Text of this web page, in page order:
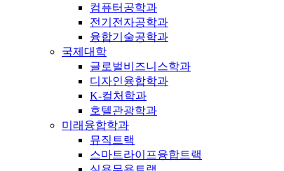
컴퓨터공학과
전기전자공학과
융합기술공학과
국제대학
글로벌비즈니스학과
디자인융합학과
K-컬처학과
호텔관광학과
미래융합학과
뮤직트랙
스마트라이프융합트랙